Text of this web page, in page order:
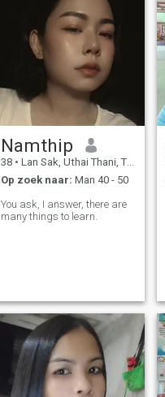
Namthip
38 • Lan Sak, Uthai Thani, Thailand
Op zoek naar: Man 40 - 50
You ask, I answer, there are
many things to learn.